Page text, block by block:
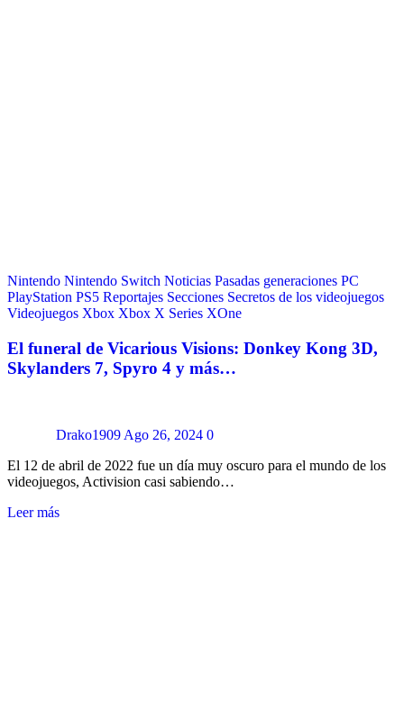
Nintendo Nintendo Switch Noticias Pasadas generaciones PC
PlayStation PS5 Reportajes Secciones Secretos de los videojuegos
Videojuegos Xbox Xbox X Series XOne
El funeral de Vicarious Visions: Donkey Kong 3D,
Skylanders 7, Spyro 4 y más…
Drako1909 Ago 26, 2024 0
El 12 de abril de 2022 fue un día muy oscuro para el mundo de los
videojuegos, Activision casi sabiendo…
Leer más